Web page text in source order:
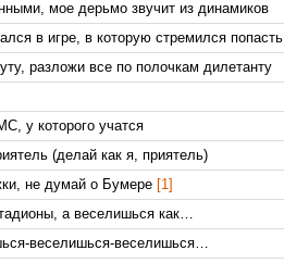
мое дерьмо звучит из динамиков
в игре, в которую стремился попасть
разложи все по полочкам дилетанту
у которого учатся
(делай как я, приятель)
не думай о Бумере
[1]
а веселишься как…
веселишься-веселишься…